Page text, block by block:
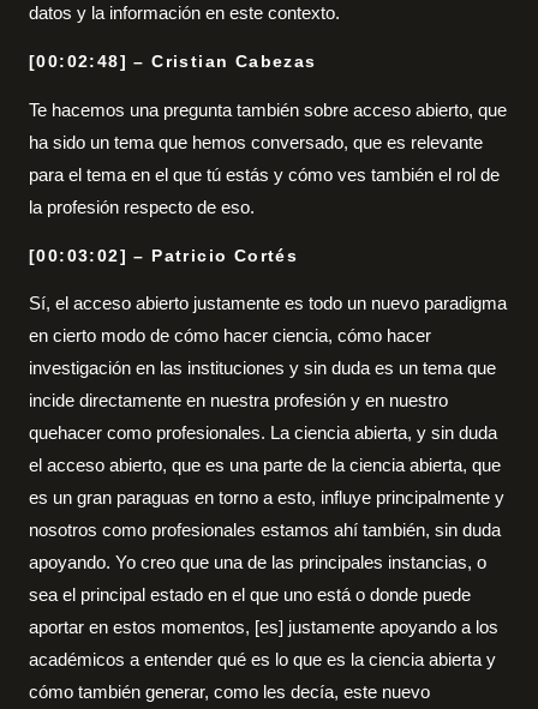
datos y la información en este contexto.
[00:02:48] – Cristian Cabezas
Te hacemos una pregunta también sobre acceso abierto, que
ha sido un tema que hemos conversado, que es relevante
para el tema en el que tú estás y cómo ves también el rol de
la profesión respecto de eso.
[00:03:02] – Patricio Cortés
Sí, el acceso abierto justamente es todo un nuevo paradigma
en cierto modo de cómo hacer ciencia, cómo hacer
investigación en las instituciones y sin duda es un tema que
incide directamente en nuestra profesión y en nuestro
quehacer como profesionales. La ciencia abierta, y sin duda
el acceso abierto, que es una parte de la ciencia abierta, que
es un gran paraguas en torno a esto, influye principalmente y
nosotros como profesionales estamos ahí también, sin duda
apoyando. Yo creo que una de las principales instancias, o
sea el principal estado en el que uno está o donde puede
aportar en estos momentos, [es] justamente apoyando a los
académicos a entender qué es lo que es la ciencia abierta y
cómo también generar, como les decía, este nuevo